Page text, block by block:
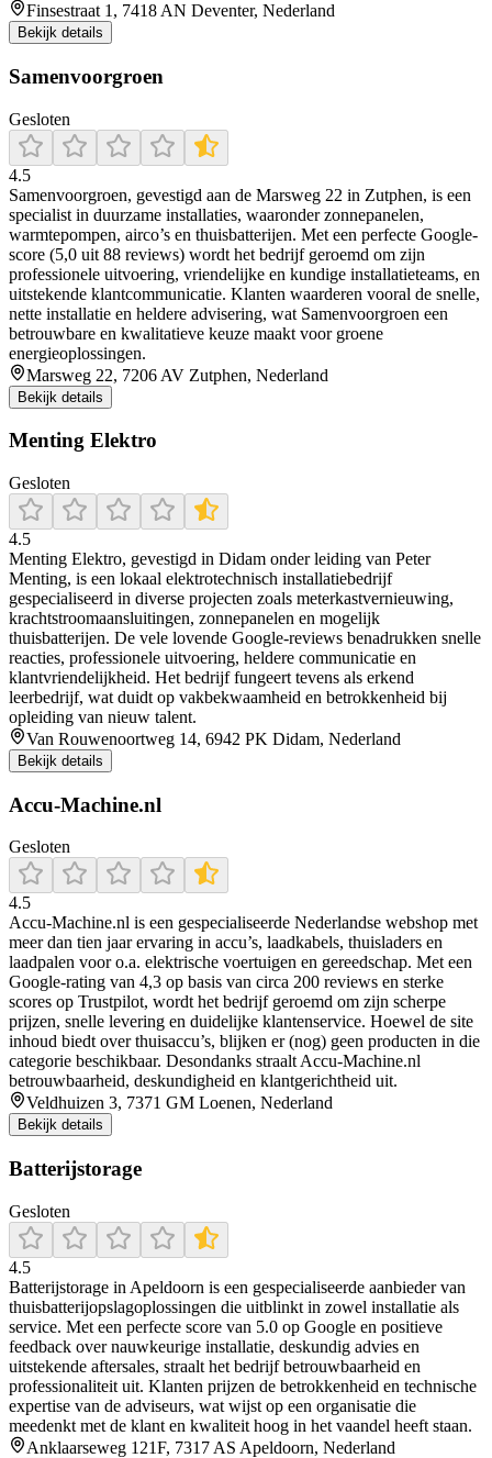
Finsestraat 1, 7418 AN Deventer, Nederland
Bekijk details
Samenvoorgroen
Gesloten
4.5
Samenvoorgroen, gevestigd aan de Marsweg 22 in Zutphen, is een
specialist in duurzame installaties, waaronder zonnepanelen,
warmtepompen, airco’s en thuisbatterijen. Met een perfecte Google-
score (5,0 uit 88 reviews) wordt het bedrijf geroemd om zijn
professionele uitvoering, vriendelijke en kundige installatieteams, en
uitstekende klantcommunicatie. Klanten waarderen vooral de snelle,
nette installatie en heldere advisering, wat Samenvoorgroen een
betrouwbare en kwalitatieve keuze maakt voor groene
energieoplossingen.
Marsweg 22, 7206 AV Zutphen, Nederland
Bekijk details
Menting Elektro
Gesloten
4.5
Menting Elektro, gevestigd in Didam onder leiding van Peter
Menting, is een lokaal elektrotechnisch installatiebedrijf
gespecialiseerd in diverse projecten zoals meterkastvernieuwing,
krachtstroomaansluitingen, zonnepanelen en mogelijk
thuisbatterijen. De vele lovende Google‑reviews benadrukken snelle
reacties, professionele uitvoering, heldere communicatie en
klantvriendelijkheid. Het bedrijf fungeert tevens als erkend
leerbedrijf, wat duidt op vakbekwaamheid en betrokkenheid bij
opleiding van nieuw talent.
Van Rouwenoortweg 14, 6942 PK Didam, Nederland
Bekijk details
Accu-Machine.nl
Gesloten
4.5
Accu‑Machine.nl is een gespecialiseerde Nederlandse webshop met
meer dan tien jaar ervaring in accu’s, laadkabels, thuisladers en
laadpalen voor o.a. elektrische voertuigen en gereedschap. Met een
Google‑rating van 4,3 op basis van circa 200 reviews en sterke
scores op Trustpilot, wordt het bedrijf geroemd om zijn scherpe
prijzen, snelle levering en duidelijke klantenservice. Hoewel de site
inhoud biedt over thuisaccu’s, blijken er (nog) geen producten in die
categorie beschikbaar. Desondanks straalt Accu‑Machine.nl
betrouwbaarheid, deskundigheid en klantgerichtheid uit.
Veldhuizen 3, 7371 GM Loenen, Nederland
Bekijk details
Batterijstorage
Gesloten
4.5
Batterijstorage in Apeldoorn is een gespecialiseerde aanbieder van
thuisbatterijopslagoplossingen die uitblinkt in zowel installatie als
service. Met een perfecte score van 5.0 op Google en positieve
feedback over nauwkeurige installatie, deskundig advies en
uitstekende aftersales, straalt het bedrijf betrouwbaarheid en
professionaliteit uit. Klanten prijzen de betrokkenheid en technische
expertise van de adviseurs, wat wijst op een organisatie die
meedenkt met de klant en kwaliteit hoog in het vaandel heeft staan.
Anklaarseweg 121F, 7317 AS Apeldoorn, Nederland